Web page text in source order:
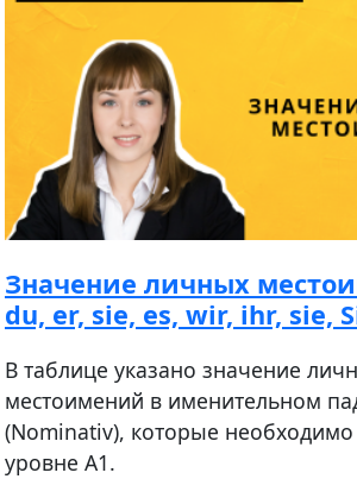
Значение личных
du, er, sie, es, wir, ihr, sie,
В таблице указано значение
местоимений в именительном
(Nominativ), которые необходимо
уровне А1.